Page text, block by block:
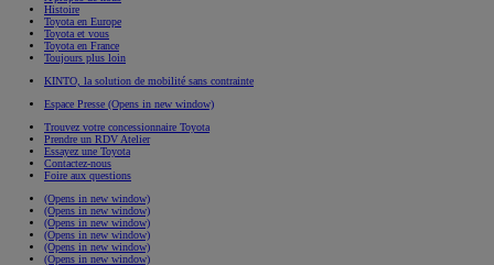
Histoire
Toyota en Europe
Toyota et vous
Toyota en France
Toujours plus loin
KINTO, la solution de mobilité sans contrainte
Espace Presse (Opens in new window)
Trouvez votre concessionnaire Toyota
Prendre un RDV Atelier
Essayez une Toyota
Contactez-nous
Foire aux questions
(Opens in new window)
(Opens in new window)
(Opens in new window)
(Opens in new window)
(Opens in new window)
(Opens in new window)